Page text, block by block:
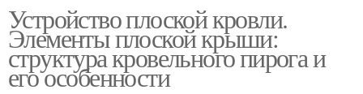
Устройство плоской кровли.
Элементы плоской крыши:
структура кровельного пирога и
его особенности